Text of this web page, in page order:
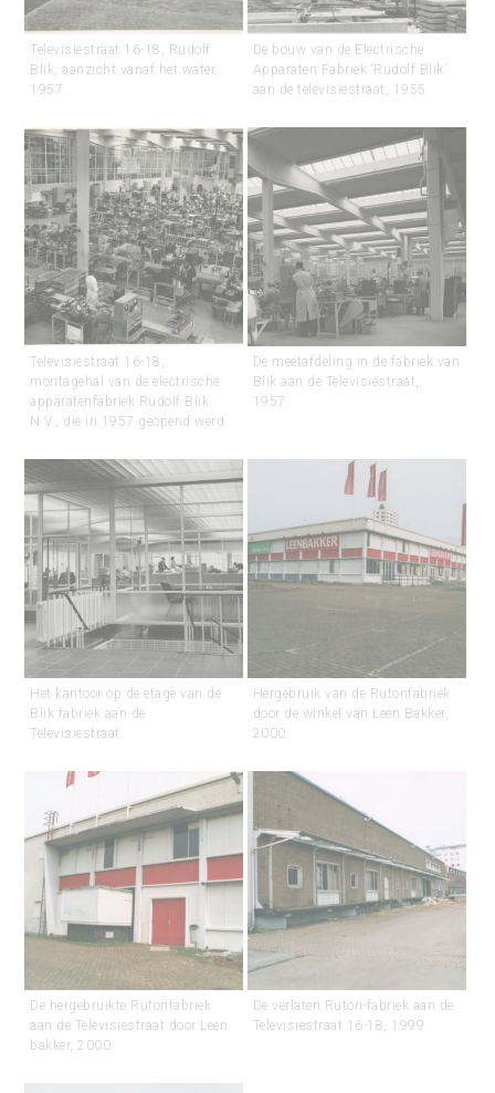
Televisiestraat 16-18, Rudolf
Blik, aanzicht vanaf het water,
1957.
De bouw van de Electrische
Apparaten Fabriek ‘Rudolf Blik’
aan de televisiestraat, 1955.
Televisiestraat 16-18,
montagehal van de electrische
apparatenfabriek Rudolf Blik
N.V., die in 1957 geopend werd.
De meetafdeling in de fabriek van
Blik aan de Televisiestraat,
1957.
Het kantoor op de etage van de
Blik fabriek aan de
Televisiestraat.
Hergebruik van de Rutonfabriek
door de winkel van Leen Bakker,
2000.
De hergebruikte Rutonfabriek
aan de Televisiestraat door Leen
bakker, 2000.
De verlaten Ruton-fabriek aan de
Televisiestraat 16-18, 1999.